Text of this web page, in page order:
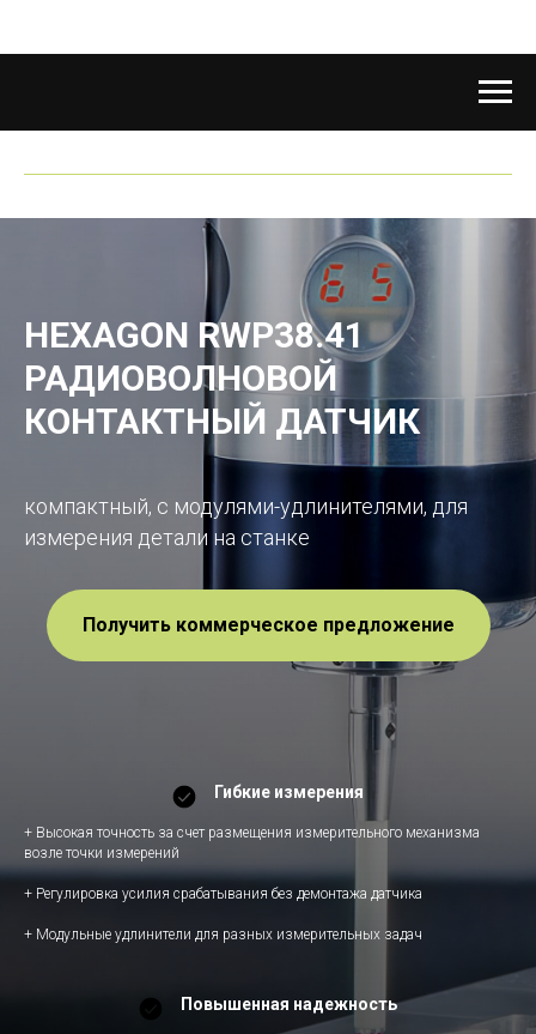
HEXAGON RWP38.41
РАДИОВОЛНОВОЙ
КОНТАКТНЫЙ ДАТЧИК
компактный, с модулями-удлинителями, для
измерения детали на станке
Получить коммерческое предложение
Гибкие измерения
+ Высокая точность за счет размещения измерительного механизма
возле точки измерений
+ Регулировка усилия срабатывания без демонтажа датчика
+ Модульные удлинители для разных измерительных задач
Повышенная надежность